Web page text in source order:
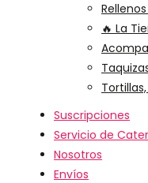
🔥 La
Suscripciones
Servicio de
Nosotros
Envíos